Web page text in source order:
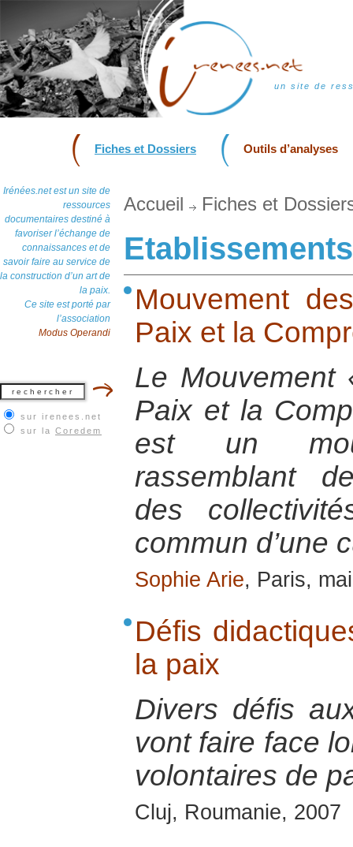
un site de
Fiches et Dossiers Outils d’analyses
Irénées.net est un site de
ressources
documentaires destiné à
favoriser l’échange de
connaissances et de
savoir faire au service de
la construction d’un art de
la paix.
Ce site est porté par
l’association
Modus Operandi
sur irenees.net
sur la Coredem
Accueil Fiches et
Mouvement
Paix et la
Le Mouvement
Paix et la
est un
rassemblant
des
commun d’une
Sophie Arie, Paris,
Défis
la paix
Divers défis
vont faire face
volontaires de
Cluj, Roumanie, 2007